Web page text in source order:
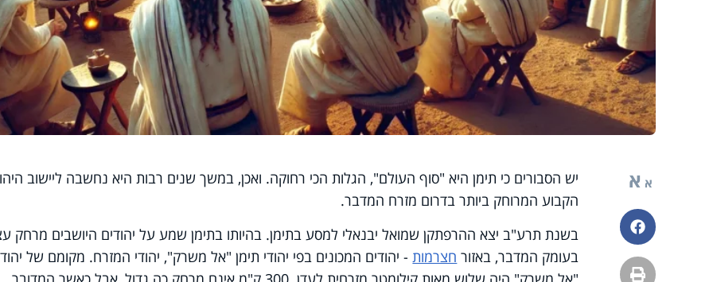
א א
פייסבוק
הדפסה
יש הסבורים כי תימן היא "סוף העולם", הגלות הכי רחוקה. ואכן, במשך שנים רבות היא נחשבה ליישוב
הקבוע המרוחק ביותר בדרום מזרח המדבר.
בשנת תרע"ב יצא ההרפתקן שמואל יבנאלי למסע בתימן. בהיותו בתימן שמע על יהודים היושבים מרחק
בעומק המדבר, באזור חצרמות- יהודים המכונים בפי יהודי תימן "אל משרק", יהודי המזרח. מקומם של